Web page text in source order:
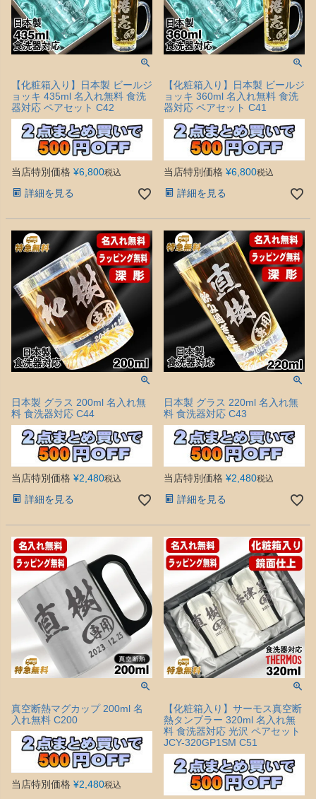
【化粧箱入り】日本製 ビールジ
ョッキ 435ml 名入れ無料 食洗
器対応 ペアセット C42
当店特別価格 ¥6,800税込
詳細を見る
【化粧箱入り】日本製 ビールジ
ョッキ 360ml 名入れ無料 食洗
器対応 ペアセット C41
当店特別価格 ¥6,800税込
詳細を見る
日本製 グラス 200ml 名入れ無
料 食洗器対応 C44
当店特別価格 ¥2,480税込
詳細を見る
日本製 グラス 220ml 名入れ無
料 食洗器対応 C43
当店特別価格 ¥2,480税込
詳細を見る
真空断熱マグカップ 200ml 名
入れ無料 C200
当店特別価格 ¥2,480税込
【化粧箱入り】サーモス真空断
熱タンブラー 320ml 名入れ無
料 食洗器対応 光沢 ペアセット
JCY-320GP1SM C51